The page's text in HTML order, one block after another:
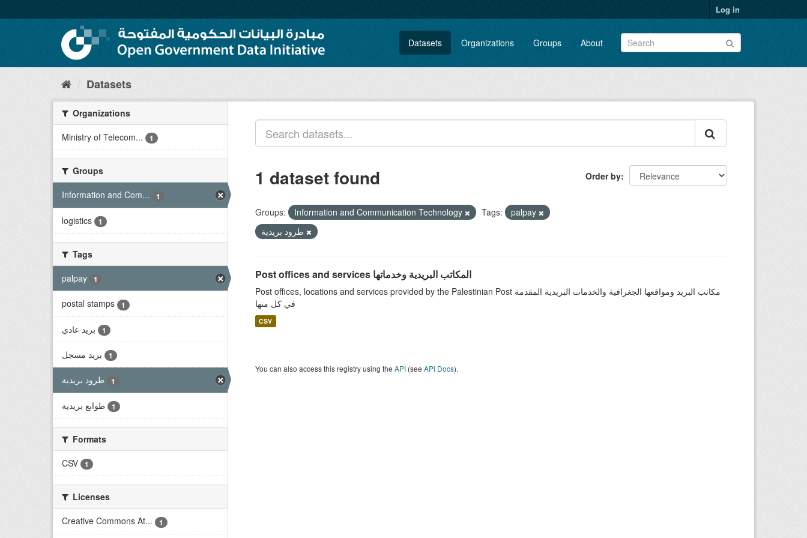
to
Log in
Datasets Organizations Groups About
Datasets
Organizations
Ministry of Telecom...
1
Groups
Information and Com...
1
logistics 1
Tags
palpay
1
postal stamps 1
بريد عادي 1
بريد مسجل 1
طرود بريدية 1
طوابع بريدية 1
Formats
CSV
1
Licenses
Creative Commons At...
1
Order by
1 dataset found
Groups: Information and Communication Technology Tags:
palpay
Post offices and services المكاتب البريدية وخدماتها
Post offices, locations and services provided by the Palestinian Post مكاتب البريد ومواقعها الجغرافية والخدمات البريدية المقدمة
في كل منها
CSV
You can also access this registry using the API (see API Docs).